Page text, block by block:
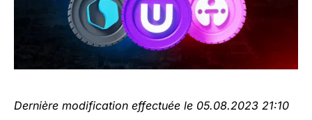
Dernière modification effectuée le 05.08.2023 21:10